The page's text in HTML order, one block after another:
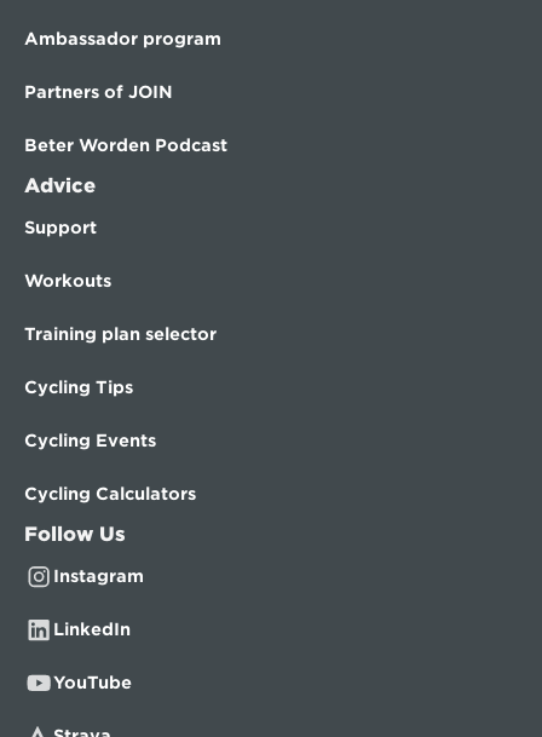
Ambassador program
Partners of JOIN
Beter Worden Podcast
Advice
Support
Workouts
Training plan selector
Cycling Tips
Cycling Events
Cycling Calculators
Follow Us
Instagram
LinkedIn
YouTube